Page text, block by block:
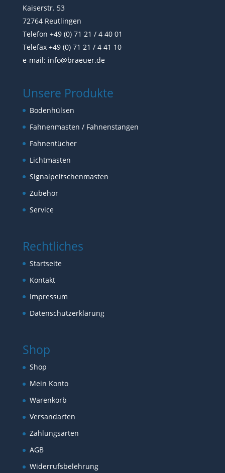
Kaiserstr. 53
72764 Reutlingen
Telefon +49 (0) 71 21 / 4 40 01
Telefax +49 (0) 71 21 / 4 41 10
e-mail: info@braeuer.de
Unsere Produkte
Bodenhülsen
Fahnenmasten / Fahnenstangen
Fahnentücher
Lichtmasten
Signalpeitschenmasten
Zubehör
Service
Rechtliches
Startseite
Kontakt
Impressum
Datenschutzerklärung
Shop
Shop
Mein Konto
Warenkorb
Versandarten
Zahlungsarten
AGB
Widerrufsbelehrung